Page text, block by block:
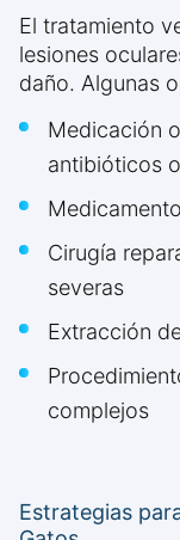
El tratamiento
lesiones
daño. Algunas
Medicación
antibióticos
Cirugía
severas
Extracción
complejos
Estrategias